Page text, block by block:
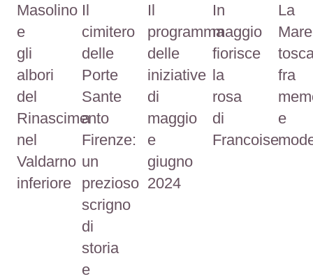
Masolino
e
gli
albori
del
Rinascimento
nel
Valdarno
inferiore
Il
cimitero
delle
Porte
Sante
a
Firenze:
un
prezioso
scrigno
di
storia
e
Il
programma
delle
iniziative
di
maggio
e
giugno
2024
In
maggio
fiorisce
la
rosa
di
Francoise
La
fra
e